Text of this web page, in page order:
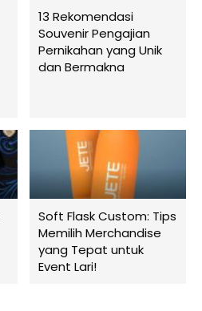
13 Rekomendasi
Souvenir Pengajian
Pernikahan yang Unik
dan Bermakna
Soft Flask Custom: Tips
Memilih Merchandise
yang Tepat untuk
Event Lari!